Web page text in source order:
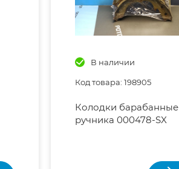
В наличии
Код товара: 198905
Колодки барабанные
ручника 000478-SX